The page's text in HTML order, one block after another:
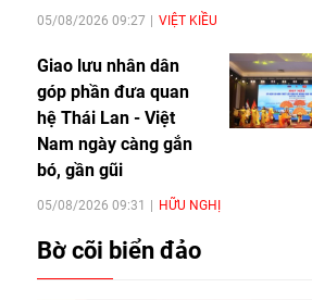
05/08/2026 09:27 VIỆT KIỀU
Giao lưu nhân dân
góp phần đưa quan
hệ Thái Lan - Việt
Nam ngày càng gắn
bó, gần gũi
05/08/2026 09:31 HỮU NGHỊ
Bờ cõi biển đảo